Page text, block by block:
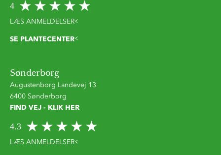
4
LÆS ANMELDELSER
SE PLANTECENTER
Sønderborg
Augustenborg Landevej 13
6400 Sønderborg
FIND VEJ - KLIK HER
4.3
LÆS ANMELDELSER